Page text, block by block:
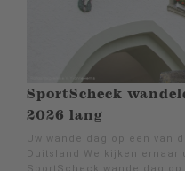
SportScheck
2026 lang
Uw wandeldag op een van
Duitsland We kijken ernaar